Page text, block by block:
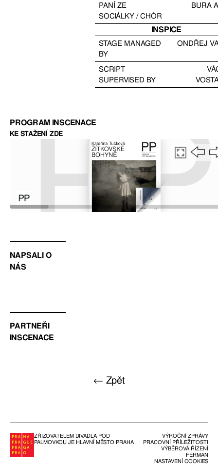
PANÍ ZE
SOCIÁLKY / CHÓR
BURA
INSPICE
STAGE MANAGED
BY
ONDŘEJ
SCRIPT
SUPERVISED BY
PROGRAM INSCENACE
KE STAŽENÍ ZDE
NAPSALI O
NÁS
PARTNEŘI
INSCENACE
← Zpět
ZŘIZOVATELEM DIVADLA POD
PALMOVKOU JE HLAVNÍ MĚSTO PRAHA
VÝROČNÍ ZPRÁVY
PRACOVNÍ PŘÍLEŽITOSTI
VÝBĚROVÁ ŘÍZENÍ
FERMAN
NASTAVENÍ COOKIES